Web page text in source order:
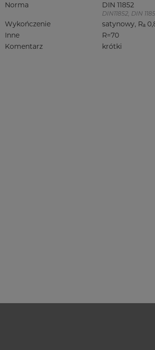
Norma DIN 11852
DIN11852, DIN
Wykończenie
satynowy, Rₐ
Inne
R=70
Komentarz
krótki